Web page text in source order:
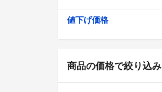
値下げ価格
商品の価格で絞り込み